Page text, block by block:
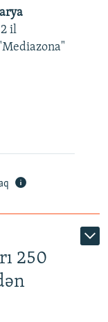
il
250